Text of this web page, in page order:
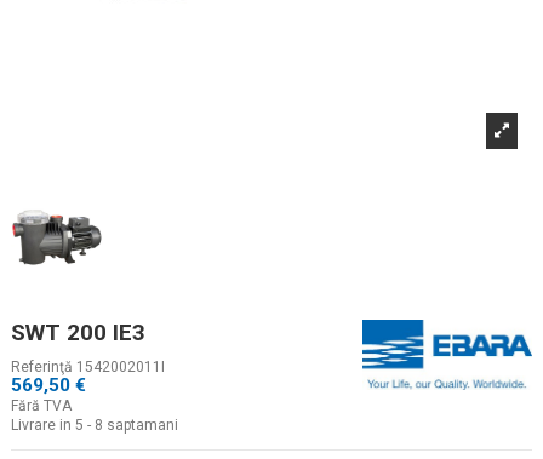
SWT 200 IE3
Referinţă 1542002011I
569,50 €
Fără TVA
Livrare in 5 - 8 saptamani